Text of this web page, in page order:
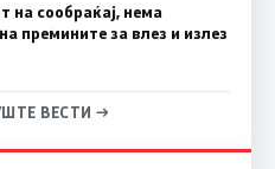
на сообраќај, нема
премините за влез и излез
ВЕСТИ →